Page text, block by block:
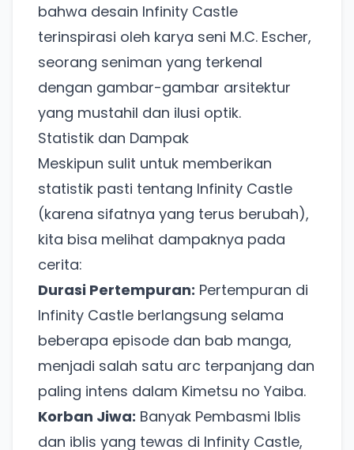
bahwa desain Infinity Castle
terinspirasi oleh karya seni M.C. Escher,
seorang seniman yang terkenal
dengan gambar-gambar arsitektur
yang mustahil dan ilusi optik.
Statistik dan Dampak
Meskipun sulit untuk memberikan
statistik pasti tentang Infinity Castle
(karena sifatnya yang terus berubah),
kita bisa melihat dampaknya pada
cerita:
Durasi Pertempuran: Pertempuran di
Infinity Castle berlangsung selama
beberapa episode dan bab manga,
menjadi salah satu arc terpanjang dan
paling intens dalam Kimetsu no Yaiba.
Korban Jiwa: Banyak Pembasmi Iblis
dan iblis yang tewas di Infinity Castle,